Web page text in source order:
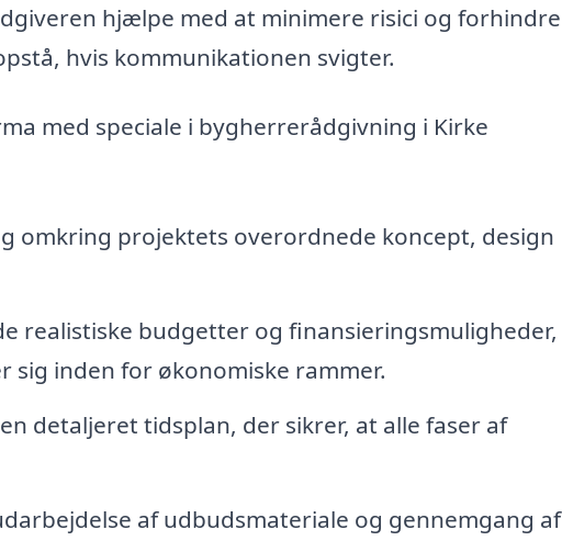
hjælpe med at minimere risici og forhindre
hvis kommunikationen svigter.
med speciale i bygherrerådgivning i Kirke
omkring projektets overordnede koncept, design
realistiske budgetter og finansieringsmuligheder,
sig inden for økonomiske rammer.
detaljeret tidsplan, der sikrer, at alle faser af
af udbudsmateriale og gennemgang af